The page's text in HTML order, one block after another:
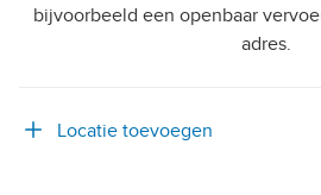
bijvoorbeeld een openbaar
adres.
Locatie toevoegen